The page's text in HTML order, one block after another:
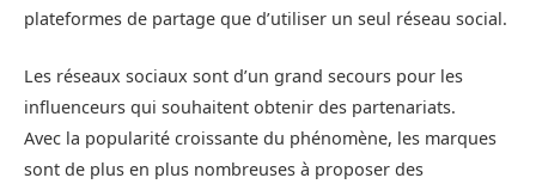
plateformes de partage que d’utiliser un seul réseau social.
Les réseaux sociaux sont d’un grand secours pour les
influenceurs qui souhaitent obtenir des partenariats.
Avec la popularité croissante du phénomène, les marques
sont de plus en plus nombreuses à proposer des